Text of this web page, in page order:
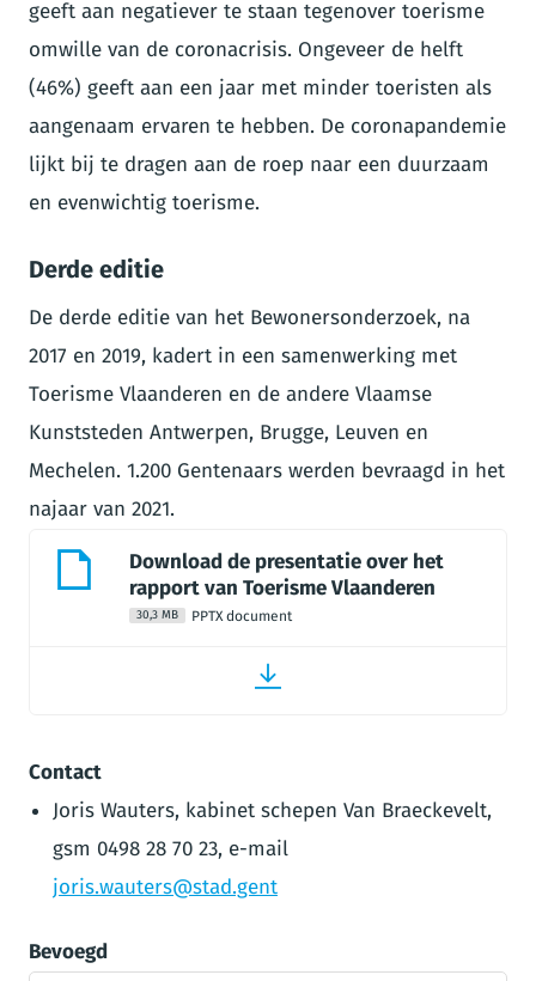
geeft aan negatiever te staan tegenover toerisme
omwille van de coronacrisis. Ongeveer de helft
(46%) geeft aan een jaar met minder toeristen als
aangenaam ervaren te hebben. De coronapandemie
lijkt bij te dragen aan de roep naar een duurzaam
en evenwichtig toerisme.
Derde editie
De derde editie van het Bewonersonderzoek, na
2017 en 2019, kadert in een samenwerking met
Toerisme Vlaanderen en de andere Vlaamse
Kunststeden Antwerpen, Brugge, Leuven en
Mechelen. 1.200 Gentenaars werden bevraagd in het
najaar van 2021.
Download de presentatie over het
rapport van Toerisme Vlaanderen
30,3 MB PPTX document
Contact
Joris Wauters, kabinet schepen Van Braeckevelt,
gsm 0498 28 70 23, e-mail
joris.wauters@stad.gent
Bevoegd